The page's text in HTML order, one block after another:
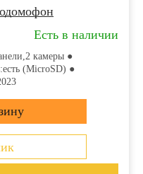
Есть в наличии
камеры ●
(MicroSD) ●